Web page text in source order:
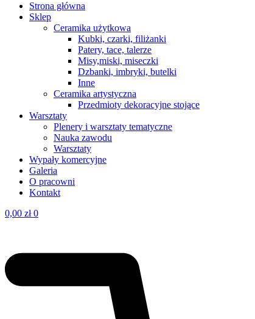
Strona główna
Sklep
Ceramika użytkowa
Kubki, czarki, filiżanki
Patery, tace, talerze
Misy,miski, miseczki
Dzbanki, imbryki, butelki
Inne
Ceramika artystyczna
Przedmioty dekoracyjne stojące
Warsztaty
Plenery i warsztaty tematyczne
Nauka zawodu
Warsztaty
Wypały komercyjne
Galeria
O pracowni
Kontakt
0,00 zł 0